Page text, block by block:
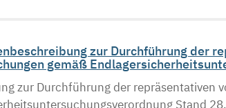
zur Durchführung der
gemäß
zur Durchführung der repräsentativen
Stand